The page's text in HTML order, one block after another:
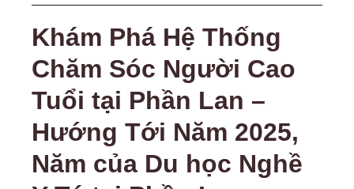
Khám Phá Hệ Thống
Chăm Sóc Người Cao
Tuổi tại Phần Lan –
Hướng Tới Năm 2025,
Năm của Du học Nghề